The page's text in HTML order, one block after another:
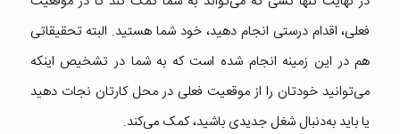
فعلی، اقدام درستی انجام دهید، خود شما هستید. البته تحقیقاتی
هم در این زمینه انجام شده است که به شما در تشخیص اینکه
می‌توانید خودتان را از موقعیت فعلی در محل کارتان نجات دهید
یا باید به‌دنبال شغل جدیدی باشید،‌ کمک می‌کند.